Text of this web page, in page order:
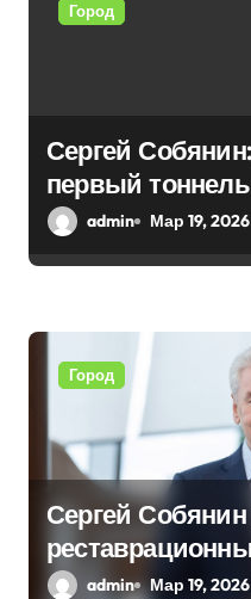
п
и
Город
Сергей
первый
admin Мар 19, 2026
Город
Сергей Собянин
проведенных в
admin Мар 19, 2026